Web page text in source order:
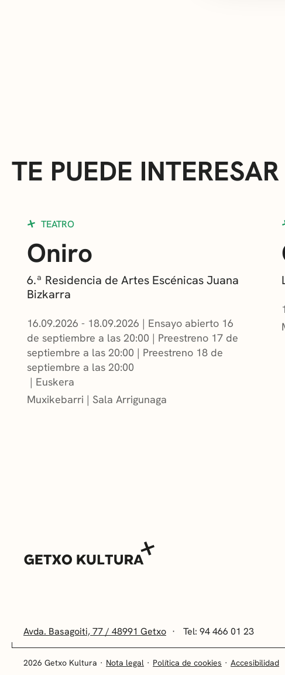
TE PUEDE INTERESAR
TEATRO
Oniro
6.ª Residencia de Artes Escénicas Juana
Bizkarra
16.09.2026 - 18.09.2026 | Ensayo abierto 16
de septiembre a las 20:00 | Preestreno 17 de
septiembre a las 20:00 | Preestreno 18 de
septiembre a las 20:00
Euskera
Muxikebarri | Sala Arrigunaga
Avda. Basagoiti, 77 / 48991 Getxo Tel: 94 466 01 23
2026 Getxo Kultura Nota legal Política de cookies Accesibilidad